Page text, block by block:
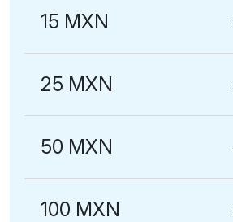
15 MXN
25 MXN
50 MXN
100 MXN